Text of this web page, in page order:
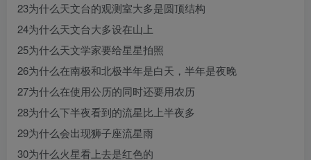
23为什么天文台的观测室大多是圆顶结构
24为什么天文台大多设在山上
25为什么天文学家要给星星拍照
26为什么在南极和北极半年是白天，半年是夜晚
27为什么在使用公历的同时还要用农历
28为什么下半夜看到的流星比上半夜多
29为什么会出现狮子座流星雨
30为什么火星看上去是红色的